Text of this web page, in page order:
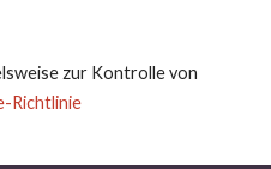
zur Kontrolle von
Richtlinie